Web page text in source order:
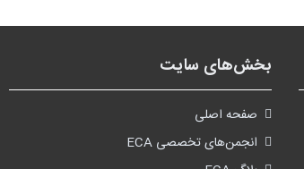
بخش‌های سایت
صفحه اصلی
انجمن‌های تخصصی ECA